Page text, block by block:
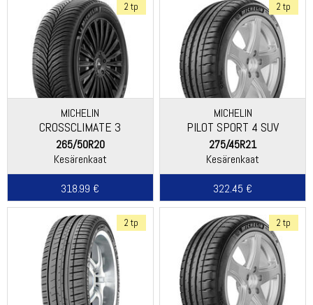
2 tp
MICHELIN
CROSSCLIMATE 3
265/50R20
Kesärenkaat
318.99 €
2 tp
MICHELIN
PILOT SPORT 4 SUV
275/45R21
Kesärenkaat
322.45 €
2 tp 2 tp